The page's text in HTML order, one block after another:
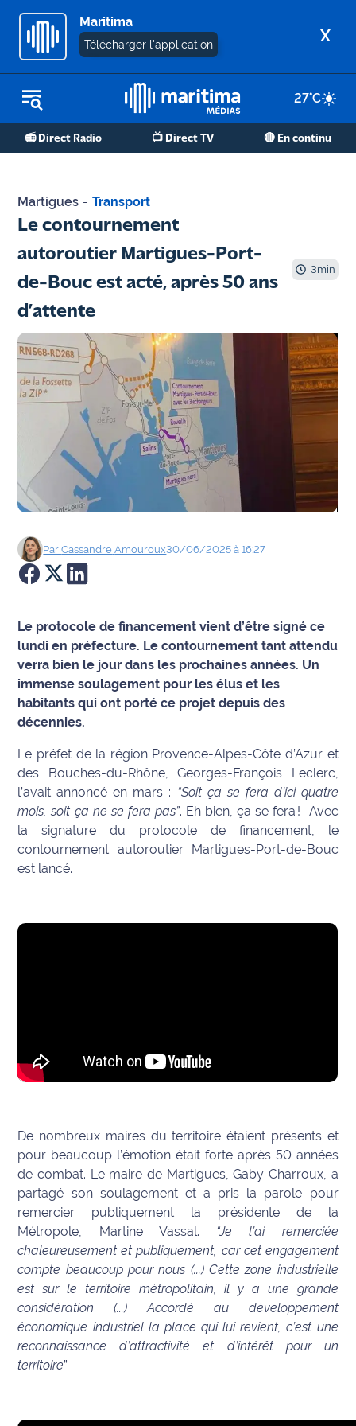
Maritima
Télécharger l'application X
27°C
📻 Direct Radio 📺 Direct TV 🔴 En continu
REPLAY RADIO
REPLAY TV
Martigues
de Berre
Marseille
- Aix
OM
Agenda
divers
Sports
Culture
Éducation
Emploi
Environnement
route
Justice
Loisirs
Météo
National
Municipales
2026
Contenus
Partenaires
L'invité(e)
de la
rédaction
Coup de
coeur
Martigues - Transport
Le contournement
autoroutier Martigues-Port-
de-Bouc est acté, après 50 ans
d’attente
3min
ParCassandre Amouroux30/06/2025 à 16:27
Le protocole de financement vient d’être signé ce
lundi en préfecture. Le contournement tant attendu
verra bien le jour dans les prochaines années. Un
immense soulagement pour les élus et les
habitants qui ont porté ce projet depuis des
décennies.
Le préfet de la région Provence-Alpes-Côte d’Azur et
des Bouches-du-Rhône, Georges-François Leclerc,
l’avait annoncé en mars : “Soit ça se fera d’ici quatre
mois, soit ça ne se fera pas”. Eh bien, ça se fera ! Avec
la signature du protocole de financement, le
contournement autoroutier Martigues-Port-de-Bouc
est lancé.
De nombreux maires du territoire étaient présents et
pour beaucoup l’émotion était forte après 50 années
de combat. Le maire de Martigues, Gaby Charroux, a
partagé son soulagement et a pris la parole pour
remercier publiquement la présidente de la
Métropole, Martine Vassal. “Je l’ai remerciée
chaleureusement et publiquement, car cet engagement
compte beaucoup pour nous (...) Cette zone industrielle
est sur le territoire métropolitain, il y a une grande
considération (...) Accordé au développement
économique industriel la place qui lui revient, c’est une
reconnaissance d’attractivité et d’intérêt pour un
territoire”.